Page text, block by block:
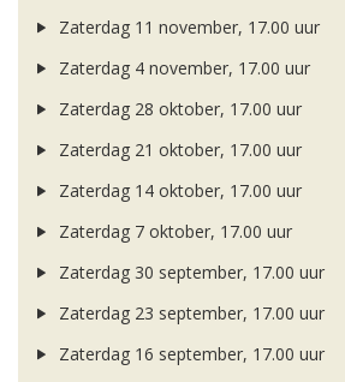
Zaterdag 11 november, 17.00 uur
Zaterdag 4 november, 17.00 uur
Zaterdag 28 oktober, 17.00 uur
Zaterdag 21 oktober, 17.00 uur
Zaterdag 14 oktober, 17.00 uur
Zaterdag 7 oktober, 17.00 uur
Zaterdag 30 september, 17.00 uur
Zaterdag 23 september, 17.00 uur
Zaterdag 16 september, 17.00 uur